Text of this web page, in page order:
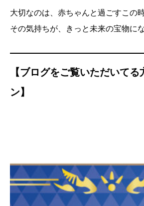
大切なのは、赤ちゃんと過ごすこの
その気持ちが、きっと未来の宝物に
【ブログをご覧いただいて
ン】